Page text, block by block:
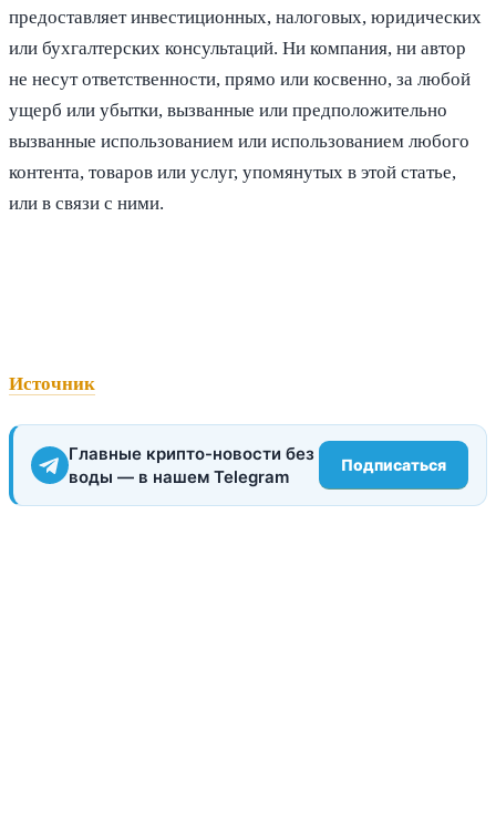
предоставляет инвестиционных, налоговых, юридических
или бухгалтерских консультаций. Ни компания, ни автор
не несут ответственности, прямо или косвенно, за любой
ущерб или убытки, вызванные или предположительно
вызванные использованием или использованием любого
контента, товаров или услуг, упомянутых в этой статье,
или в связи с ними.
Источник
Главные крипто-новости без
воды — в нашем Telegram
Подписаться